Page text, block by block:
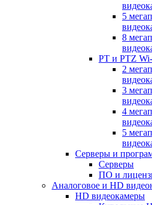
5
8
PT и PTZ
2
3
4
5
Серверы и
Серверы
ПО и
Аналоговое и HD
HD видеокамеры